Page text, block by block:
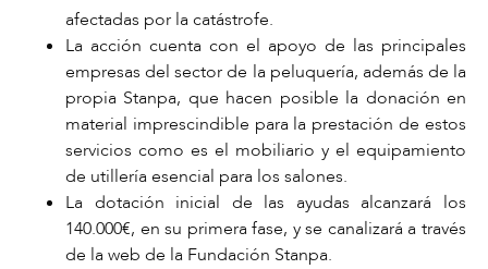
afectadas por la catástrofe.
La acción cuenta con el apoyo de las principales
empresas del sector de la peluquería, además de la
propia Stanpa, que hacen posible la donación en
material imprescindible para la prestación de estos
servicios como es el mobiliario y el equipamiento
de utillería esencial para los salones.
La dotación inicial de las ayudas alcanzará los
140.000€, en su primera fase, y se canalizará a través
de la web de la Fundación Stanpa.